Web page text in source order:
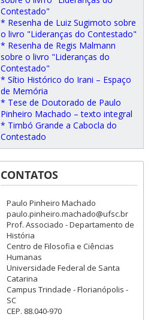
Contestado"
* Resenha de Luiz Sugimoto sobre
o livro "Lideranças do Contestado"
* Resenha de Regis Malmann
sobre o livro "Lideranças do
Contestado"
* Sítio Histórico do Irani – Espaço
de Memória
* Tese de Doutorado de Paulo
Pinheiro Machado – texto integral
* Timbó Grande a Cabocla do
Contestado
CONTATOS
Paulo Pinheiro Machado
paulo.pinheiro.machado@ufsc.br
Prof. Associado - Departamento de
História
Centro de Filosofia e Ciências
Humanas
Universidade Federal de Santa
Catarina
Campus Trindade - Florianópolis -
SC
CEP. 88.040-970